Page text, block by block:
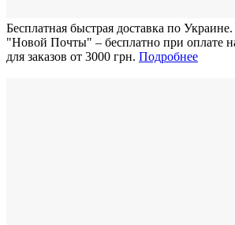
Бесплатная быстрая доставка по Украине.
"Новой Почты" – бесплатно при оплате
для заказов от 3000 грн. Подробнее